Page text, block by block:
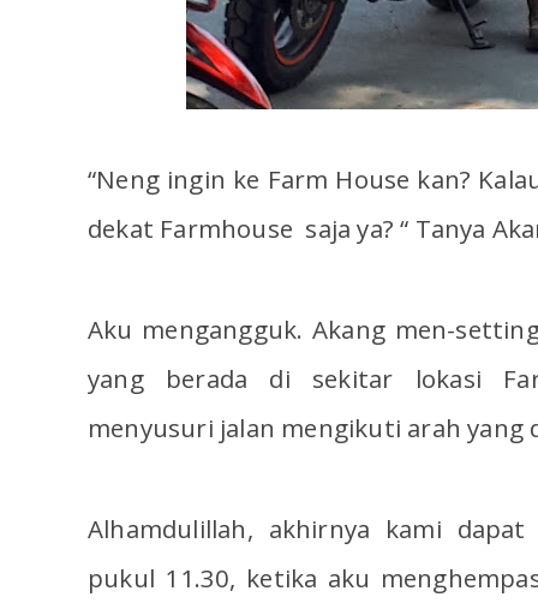
“Neng ingin ke Farm House kan?
dekat Farmhouse saja ya? “ Tanya
Aku mengangguk. Akang men-
yang berada di sekitar lokasi
menyusuri jalan mengikuti arah yang
Alhamdulillah, akhirnya kami
pukul 11.30, ketika aku